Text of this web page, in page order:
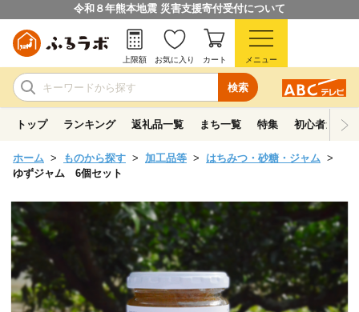
令和８年熊本地震 災害支援寄付受付について
検索
上限額 お気に入り カート メニュー
トップ ランキング 返礼品一覧 まち一覧 特集 初心者ガイド
ホーム ものから探す 加工品等
はちみつ・砂糖・ジャム
ゆずジャム 6個セット